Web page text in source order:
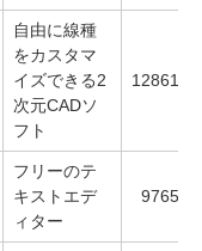
自由に線種
をカスタマ
イズできる2
次元CADソ
フト
12861
フリーのテ
キストエデ
ィター
9765